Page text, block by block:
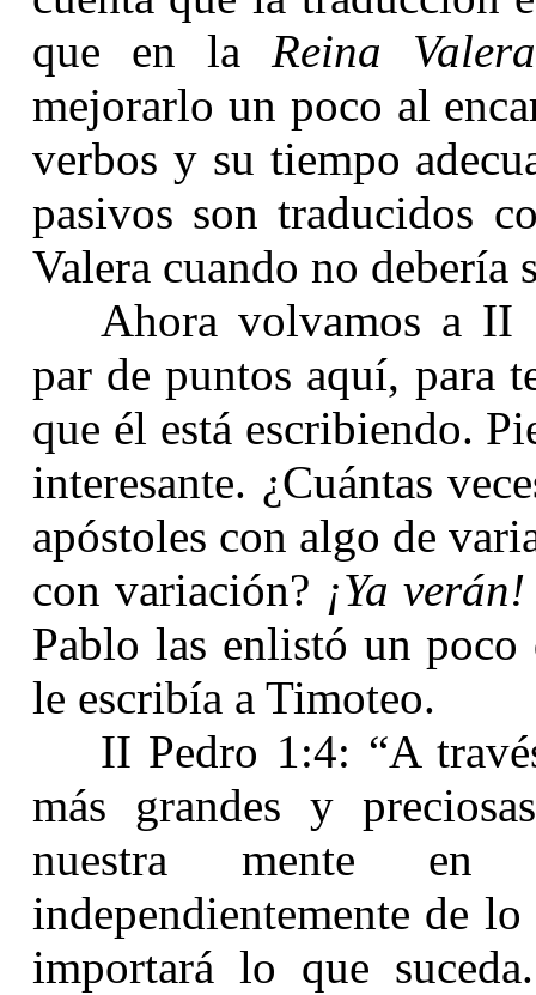
que en laReina Valera
mejorarlo un poco al
verbos y su tiempo
pasivos son traducidos
Valera cuando no debería
Ahora volvamos a
par de puntos aquí, para
que él está escribiendo.
interesante. ¿Cuántas
apóstoles con algo de
con variación? ¡Ya verán!
Pablo las enlistó un
le escribía a Timoteo.
II Pedro 1:4: “A
más grandes y
nuestra mente en
independientemente de
importará lo que